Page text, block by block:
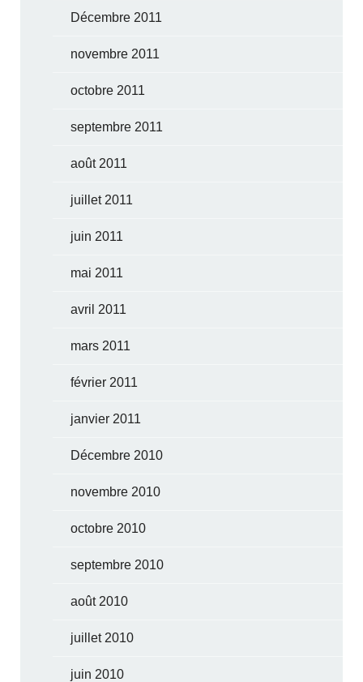
Décembre 2011
novembre 2011
octobre 2011
septembre 2011
août 2011
juillet 2011
juin 2011
mai 2011
avril 2011
mars 2011
février 2011
janvier 2011
Décembre 2010
novembre 2010
octobre 2010
septembre 2010
août 2010
juillet 2010
juin 2010